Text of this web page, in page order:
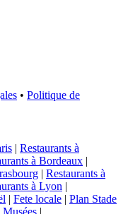
• Politique de
| Restaurants à
à Bordeaux |
| Restaurants à
à Lyon |
| Fete locale | Plan Stade